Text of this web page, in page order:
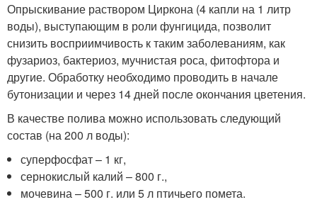
Опрыскивание раствором Циркона (4 капли на 1 литр
воды), выступающим в роли фунгицида, позволит
снизить восприимчивость к таким заболеваниям, как
фузариоз, бактериоз, мучнистая роса, фитофтора и
другие. Обработку необходимо проводить в начале
бутонизации и через 14 дней после окончания цветения.
В качестве полива можно использовать следующий
состав (на 200 л воды):
суперфосфат – 1 кг,
сернокислый калий – 800 г.,
мочевина – 500 г. или 5 л птичьего помета.